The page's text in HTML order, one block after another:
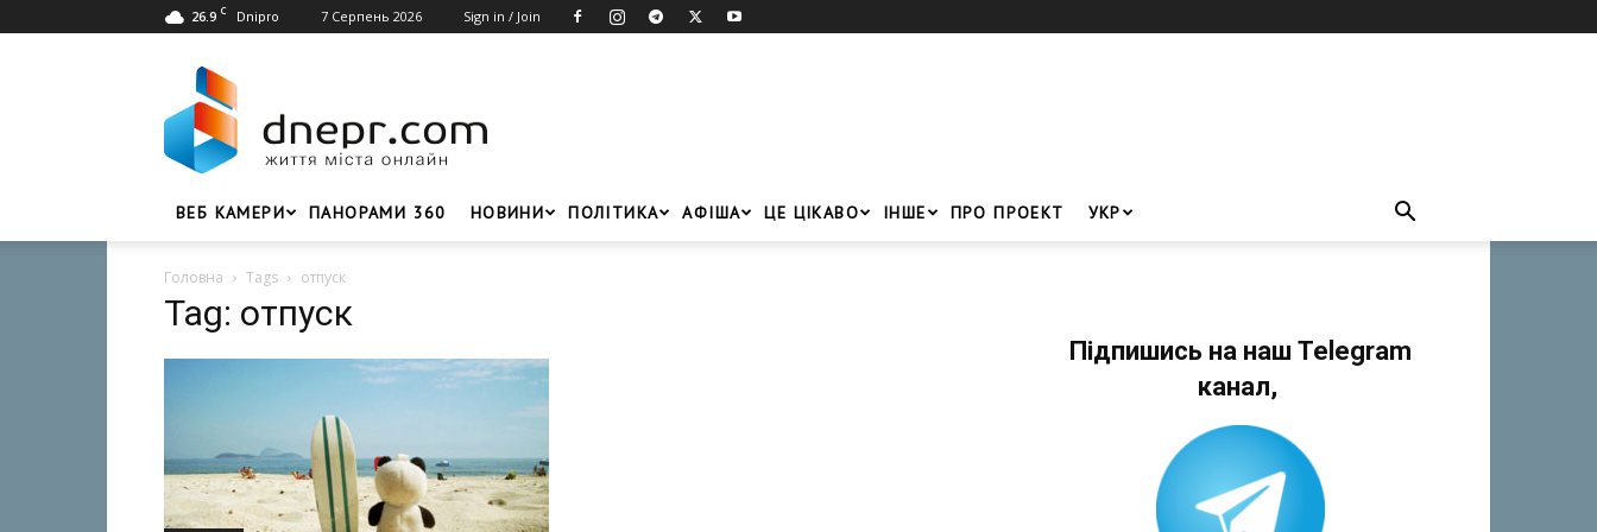
26.9 C Dnipro 7 Серпень 2026 Sign in / Join
Головний
портал
Дніпра
ВЕБ КАМЕРИ ПАНОРАМИ 360 НОВИНИ ПОЛІТИКА АФІША ЦЕ ЦІКАВО ІНШЕ ПРО ПРОЕКТ УКР
Головна Tags отпуск
Tag: отпуск
Підпишись на наш Telegram
канал,